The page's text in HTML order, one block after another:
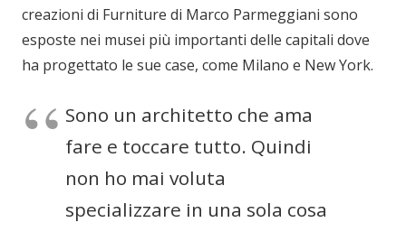
creazioni di Furniture di Marco Parmeggiani sono
esposte nei musei più importanti delle capitali dove
ha progettato le sue case, come Milano e New York.
Sono un architetto che ama
fare e toccare tutto. Quindi
non ho mai voluta
specializzare in una sola cosa